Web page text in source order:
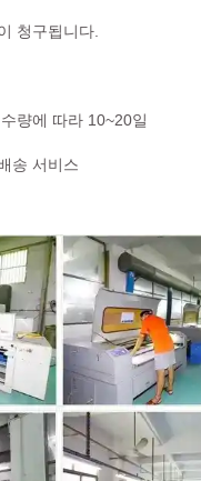
청구됩니다.
량에 따라 10~20일
송 서비스